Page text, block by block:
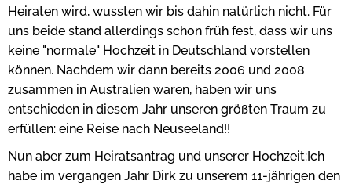
Heiraten wird, wussten wir bis dahin natürlich nicht. Für
uns beide stand allerdings schon früh fest, dass wir uns
keine "normale" Hochzeit in Deutschland vorstellen
können. Nachdem wir dann bereits 2006 und 2008
zusammen in Australien waren, haben wir uns
entschieden in diesem Jahr unseren größten Traum zu
erfüllen: eine Reise nach Neuseeland!!
Nun aber zum Heiratsantrag und unserer Hochzeit:Ich
habe im vergangen Jahr Dirk zu unserem 11-jährigen den